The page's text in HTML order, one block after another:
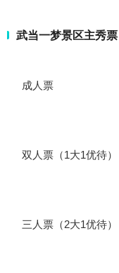
武当一梦景区主秀票
成人票
双人票（1大1优待）
三人票（2大1优待）